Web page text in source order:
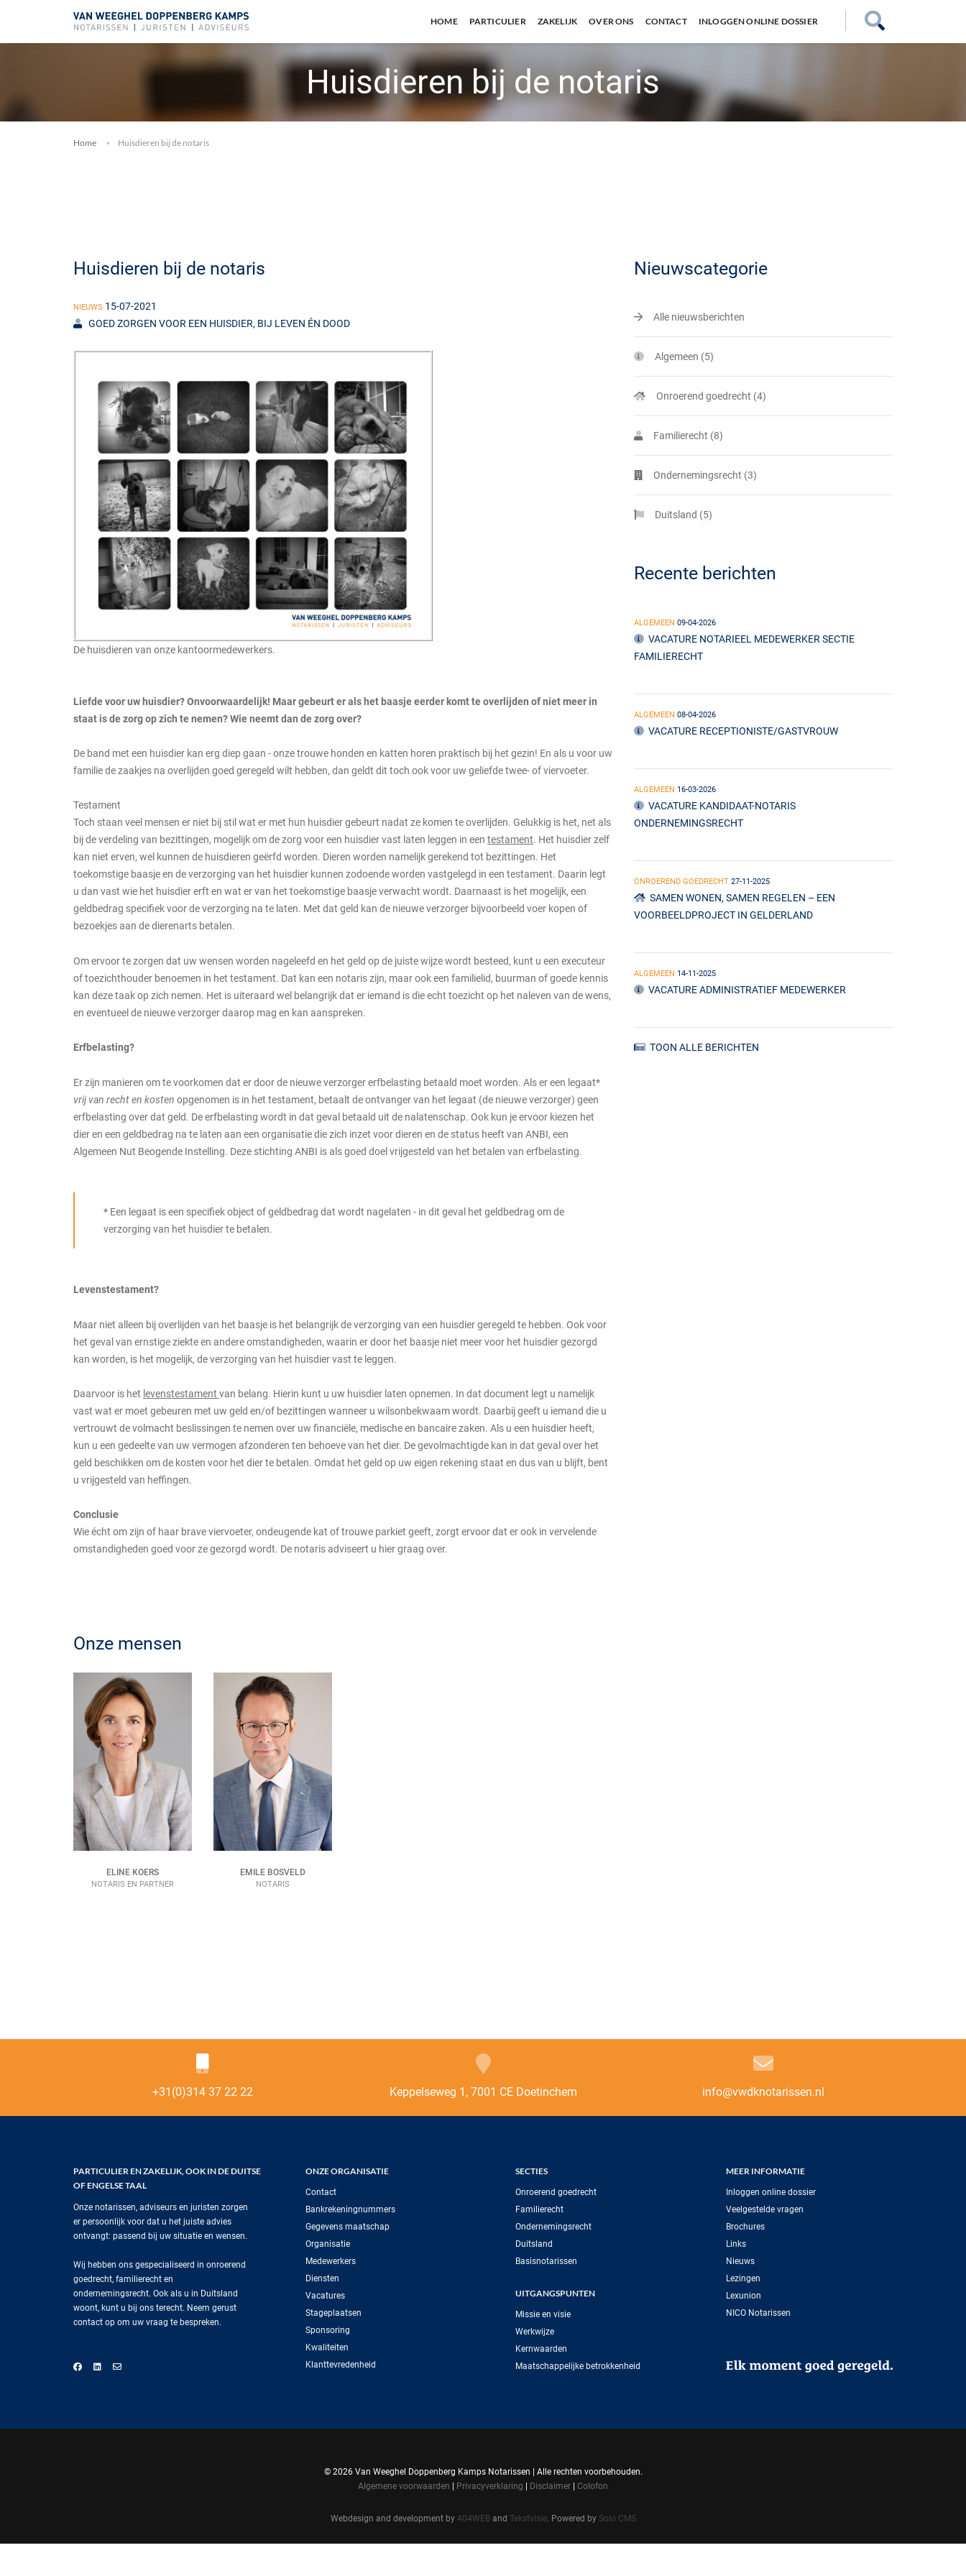
HOME PARTICULIER ZAKELIJK OVER ONS CONTACT INLOGGEN ONLINE DOSSIER
Huisdieren bij de notaris
Home Huisdieren bij de notaris
Huisdieren bij de notaris
NIEUWS 15-07-2021
GOED ZORGEN VOOR EEN HUISDIER, BIJ LEVEN ÉN DOOD
De huisdieren van onze kantoormedewerkers.
Liefde voor uw huisdier? Onvoorwaardelijk! Maar gebeurt er als het baasje eerder komt te overlijden of niet meer in
staat is de zorg op zich te nemen? Wie neemt dan de zorg over?
De band met een huisdier kan erg diep gaan - onze trouwe honden en katten horen praktisch bij het gezin! En als u voor uw
familie de zaakjes na overlijden goed geregeld wilt hebben, dan geldt dit toch ook voor uw geliefde twee- of viervoeter.
Testament
Toch staan veel mensen er niet bij stil wat er met hun huisdier gebeurt nadat ze komen te overlijden. Gelukkig is het, net als
bij de verdeling van bezittingen, mogelijk om de zorg voor een huisdier vast laten leggen in een testament. Het huisdier zelf
kan niet erven, wel kunnen de huisdieren geërfd worden. Dieren worden namelijk gerekend tot bezittingen. Het
toekomstige baasje en de verzorging van het huisdier kunnen zodoende worden vastgelegd in een testament. Daarin legt
u dan vast wie het huisdier erft en wat er van het toekomstige baasje verwacht wordt. Daarnaast is het mogelijk, een
geldbedrag specifiek voor de verzorging na te laten. Met dat geld kan de nieuwe verzorger bijvoorbeeld voer kopen of
bezoekjes aan de dierenarts betalen.
Om ervoor te zorgen dat uw wensen worden nageleefd en het geld op de juiste wijze wordt besteed, kunt u een executeur
of toezichthouder benoemen in het testament. Dat kan een notaris zijn, maar ook een familielid, buurman of goede kennis
kan deze taak op zich nemen. Het is uiteraard wel belangrijk dat er iemand is die echt toezicht op het naleven van de wens,
en eventueel de nieuwe verzorger daarop mag en kan aanspreken.
Erfbelasting?
Er zijn manieren om te voorkomen dat er door de nieuwe verzorger erfbelasting betaald moet worden. Als er een legaat*
vrij van recht en kosten opgenomen is in het testament, betaalt de ontvanger van het legaat (de nieuwe verzorger) geen
erfbelasting over dat geld. De erfbelasting wordt in dat geval betaald uit de nalatenschap. Ook kun je ervoor kiezen het
dier en een geldbedrag na te laten aan een organisatie die zich inzet voor dieren en de status heeft van ANBI, een
Algemeen Nut Beogende Instelling. Deze stichting ANBI is als goed doel vrijgesteld van het betalen van erfbelasting.
* Een legaat is een specifiek object of geldbedrag dat wordt nagelaten - in dit geval het geldbedrag om de
verzorging van het huisdier te betalen.
Levenstestament?
Maar niet alleen bij overlijden van het baasje is het belangrijk de verzorging van een huisdier geregeld te hebben. Ook voor
het geval van ernstige ziekte en andere omstandigheden, waarin er door het baasje niet meer voor het huisdier gezorgd
kan worden, is het mogelijk, de verzorging van het huisdier vast te leggen.
Daarvoor is het levenstestament van belang. Hierin kunt u uw huisdier laten opnemen. In dat document legt u namelijk
vast wat er moet gebeuren met uw geld en/of bezittingen wanneer u wilsonbekwaam wordt. Daarbij geeft u iemand die u
vertrouwt de volmacht beslissingen te nemen over uw financiële, medische en bancaire zaken. Als u een huisdier heeft,
kun u een gedeelte van uw vermogen afzonderen ten behoeve van het dier. De gevolmachtigde kan in dat geval over het
geld beschikken om de kosten voor het dier te betalen. Omdat het geld op uw eigen rekening staat en dus van u blijft, bent
u vrijgesteld van heffingen.
Conclusie
Wie écht om zijn of haar brave viervoeter, ondeugende kat of trouwe parkiet geeft, zorgt ervoor dat er ook in vervelende
omstandigheden goed voor ze gezorgd wordt. De notaris adviseert u hier graag over.
Onze mensen
ELINE KOERS
NOTARIS EN PARTNER
EMILE BOSVELD
NOTARIS
Nieuwscategorie
Alle nieuwsberichten
Algemeen (5)
Onroerend goedrecht (4)
Familierecht (8)
Ondernemingsrecht (3)
Duitsland (5)
Recente berichten
ALGEMEEN 09-04-2026
VACATURE NOTARIEEL MEDEWERKER SECTIE
FAMILIERECHT
ALGEMEEN 08-04-2026
VACATURE RECEPTIONISTE/GASTVROUW
ALGEMEEN 16-03-2026
VACATURE KANDIDAAT-NOTARIS
ONDERNEMINGSRECHT
ONROEREND GOEDRECHT 27-11-2025
SAMEN WONEN, SAMEN REGELEN – EEN
VOORBEELDPROJECT IN GELDERLAND
ALGEMEEN 14-11-2025
VACATURE ADMINISTRATIEF MEDEWERKER
TOON ALLE BERICHTEN
+31(0)314 37 22 22 Keppelseweg 1, 7001 CE Doetinchem info@vwdknotarissen.nl
PARTICULIER EN ZAKELIJK, OOK IN DE DUITSE
OF ENGELSE TAAL
Onze notarissen, adviseurs en juristen zorgen
er persoonlijk voor dat u het juiste advies
ontvangt: passend bij uw situatie en wensen.
Wij hebben ons gespecialiseerd in onroerend
goedrecht, familierecht en
ondernemingsrecht. Ook als u in Duitsland
woont, kunt u bij ons terecht. Neem gerust
contact op om uw vraag te bespreken.
ONZE ORGANISATIE
Contact
Bankrekeningnummers
Gegevens maatschap
Organisatie
Medewerkers
Diensten
Vacatures
Stageplaatsen
Sponsoring
Kwaliteiten
Klanttevredenheid
SECTIES
Onroerend goedrecht
Familierecht
Ondernemingsrecht
Duitsland
Basisnotarissen
UITGANGSPUNTEN
Missie en visie
Werkwijze
Kernwaarden
Maatschappelijke betrokkenheid
MEER INFORMATIE
Inloggen online dossier
Veelgestelde vragen
Brochures
Links
Nieuws
Lezingen
Lexunion
NICO Notarissen
© 2026 Van Weeghel Doppenberg Kamps Notarissen | Alle rechten voorbehouden.
Algemene voorwaarden
Privacyverklaring Disclaimer Colofon
Webdesign and development by 404WEBand Tekstvisie. Powered by Solo CMS